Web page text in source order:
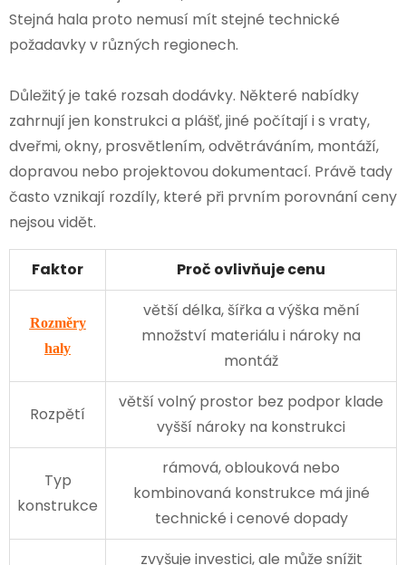
Stejná hala proto nemusí mít stejné technické
požadavky v různých regionech.
Důležitý je také rozsah dodávky. Některé nabídky
zahrnují jen konstrukci a plášť, jiné počítají i s vraty,
dveřmi, okny, prosvětlením, odvětráváním, montáží,
dopravou nebo projektovou dokumentací. Právě tady
často vznikají rozdíly, které při prvním porovnání ceny
nejsou vidět.
Faktor Proč ovlivňuje cenu
Rozměry
haly
větší délka, šířka a výška mění
množství materiálu i nároky na
montáž
Rozpětí
větší volný prostor bez podpor klade
vyšší nároky na konstrukci
Typ
konstrukce
rámová, oblouková nebo
kombinovaná konstrukce má jiné
technické i cenové dopady
zvyšuje investici, ale může snížit